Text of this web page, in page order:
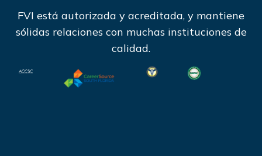
FVI está autorizada y acreditada, y mantiene
sólidas relaciones con muchas instituciones de
calidad.